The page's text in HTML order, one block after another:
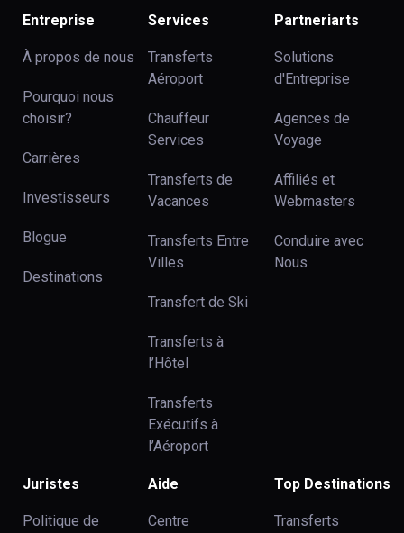
Entreprise
À propos de nous
Pourquoi nous
choisir?
Carrières
Investisseurs
Blogue
Destinations
Services
Transferts
Aéroport
Chauffeur
Services
Transferts de
Vacances
Transferts Entre
Villes
Transfert de Ski
Transferts à
l’Hôtel
Transferts
Exécutifs à
l’Aéroport
Partneriarts
Solutions
d'Entreprise
Agences de
Voyage
Affiliés et
Webmasters
Conduire avec
Nous
Juristes
Politique de
Aide
Centre
Top Destinations
Transferts